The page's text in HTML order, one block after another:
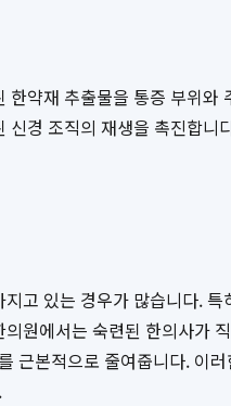
약재 추출물을 통증 부위
경 조직의 재생을 촉진합
고 있는 경우가 많습니다.
원에서는 숙련된 한의사
근본적으로 줄여줍니다.